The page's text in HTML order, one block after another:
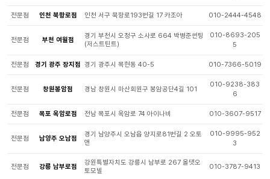
전문점 인천 북항로점 인천 서구 북항로193번길 17 카조아 010-2444-4548
전문점 부천 여월점
경기 부천시 오정구 소사로 664 박병준썬팅
(저스트틴트)
010-8693-205
5
전문점 경기 광주 장지점 경기 광주시 목현동 40-5 010-7366-5019
전문점 창원봉암점 경남 창원시 마산회원구 봉암공단4길 101
010-9238-383
6
전문점 목포 옥암로점 전남 목포시 옥암로 74 아이나비 010-3607-9517
전문점 남양주 오남점
경기 남양주시 오남읍 양지로81번길 2 오토
앤
010-9995-952
3
전문점 강릉 남부로점
강원특별자치도 강릉시 남부로 267 올댓오
토모빌
010-3787-9413